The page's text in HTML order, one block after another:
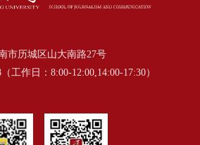
市历城区山大南路27号
工作日 ：8:00-12:00,14:00-17:30）